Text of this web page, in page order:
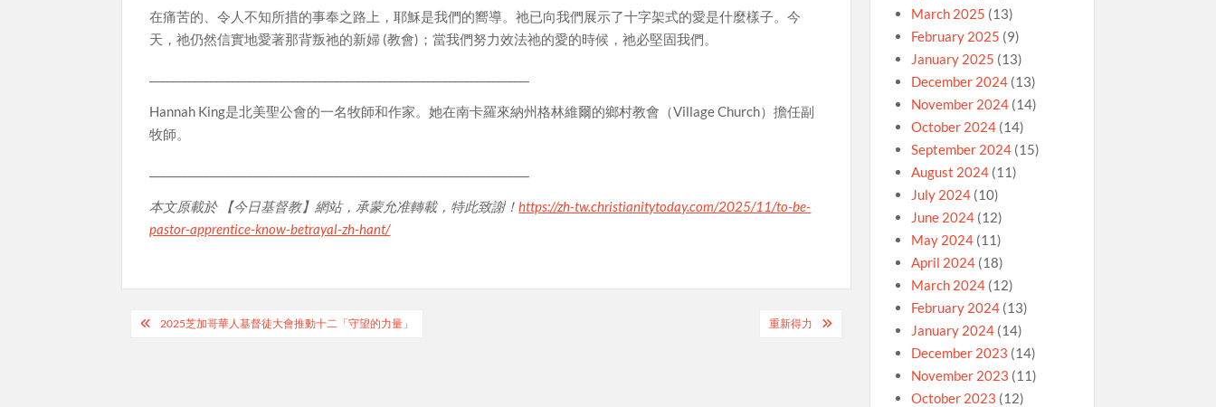
在痛苦的、令人不知所措的事奉之路上，耶穌是我們的嚮導。祂已向我們展示了十字架式的愛是什麼樣子。今
天，祂仍然信實地愛著那背叛祂的新婦 (教會)；當我們努力效法祂的愛的時候，祂必堅固我們。
Hannah King是北美聖公會的一名牧師和作家。她在南卡羅來納州格林維爾的鄉村教會（Village Church）擔任副
牧師。
本文原載於 【今日基督教】網站，承蒙允准轉載，特此致謝！https://zh-tw.christianitytoday.com/2025/11/to-be-
pastor-apprentice-know-betrayal-zh-hant/
Post2025芝加哥華人基督徒大會推動十二「守望的力量」 重新得力
March 2025 (13)
February 2025 (9)
January 2025 (13)
December 2024(13)
November 2024(14)
October 2024(14)
September 2024(15)
August 2024(11)
July 2024(10)
June 2024(12)
May 2024(11)
April 2024(18)
March 2024(12)
February 2024(13)
January 2024(14)
December 2023 (14)
November 2023 (11)
October 2023 (12)